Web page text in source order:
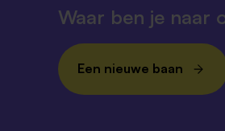
Waar ben je naar
Een nieuwe baan